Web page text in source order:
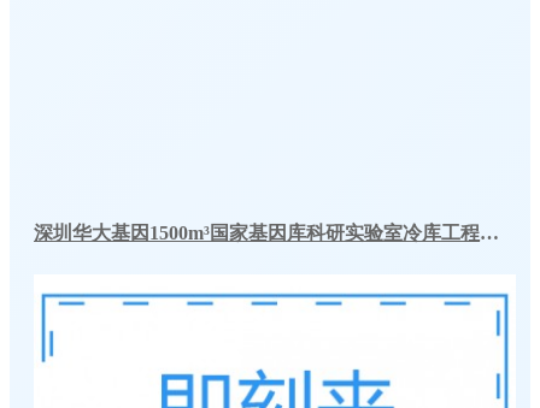
深圳华大基因1500m³国家基因库科研实验室冷库工程建造方案